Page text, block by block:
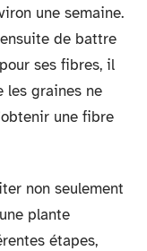
une semaine.
de battre
ses fibres, il
les graines ne
une fibre
non seulement
plante
étapes,